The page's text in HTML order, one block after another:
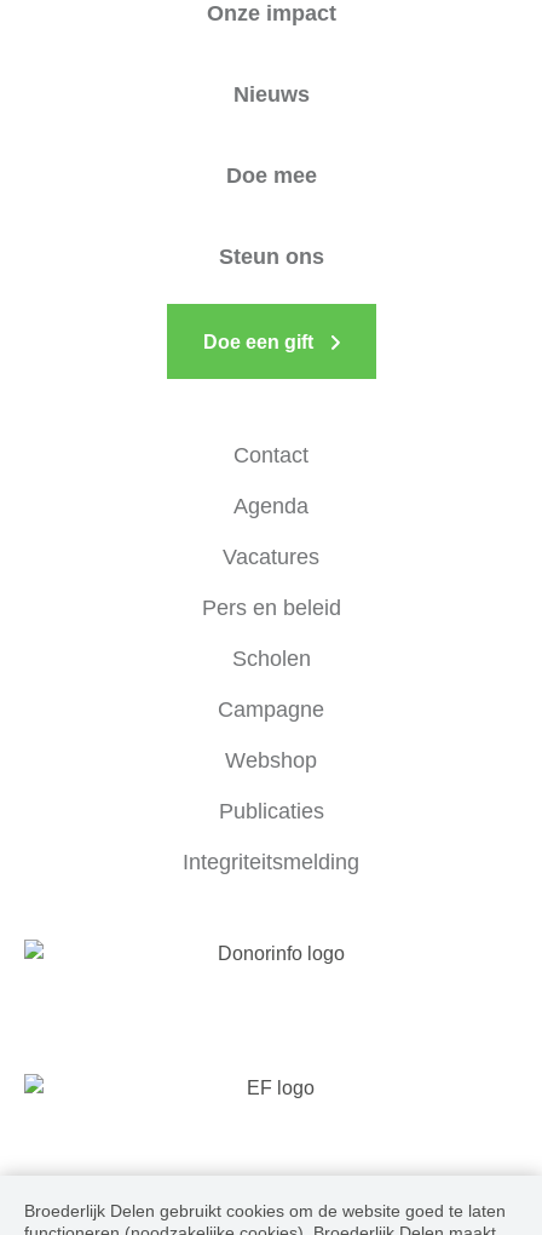
Onze impact
Nieuws
Doe mee
Steun ons
Doe een gift
Contact
Agenda
Vacatures
Pers en beleid
Scholen
Campagne
Webshop
Publicaties
Integriteitsmelding
Broederlijk Delen gebruikt cookies om de website goed te laten